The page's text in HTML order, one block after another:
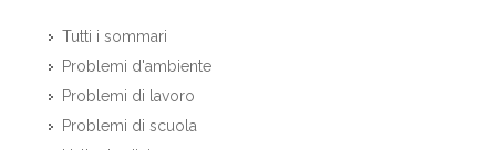
Tutti i sommari
Problemi d'ambiente
Problemi di lavoro
Problemi di scuola